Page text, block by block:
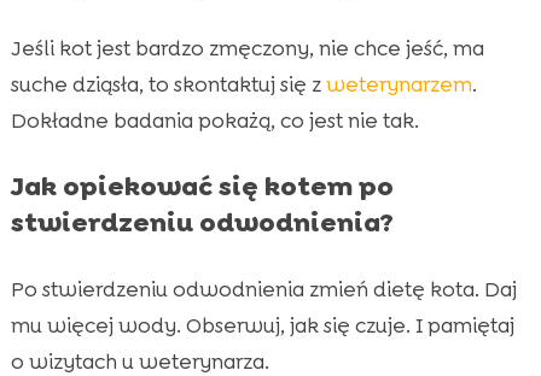
Jeśli kot jest bardzo zmęczony, nie chce jeść, ma
suche dziąsła, to skontaktuj się zweterynarzem.
Dokładne badania pokażą, co jest nie tak.
Jak opiekować się kotem po
stwierdzeniu odwodnienia?
Po stwierdzeniu odwodnienia zmień dietę kota. Daj
mu więcej wody. Obserwuj, jak się czuje. I pamiętaj
o wizytach u weterynarza.